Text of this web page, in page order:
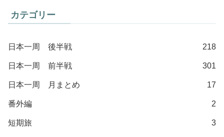
カテゴリー
日本一周 後半戦 218
日本一周 前半戦 301
日本一周 月まとめ 17
番外編 2
短期旅 3